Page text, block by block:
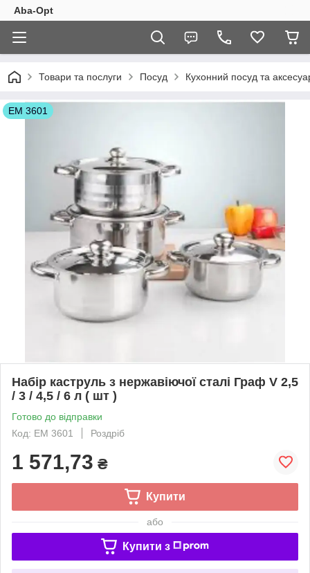
Aba-Opt
Товари та послуги Посуд Кухонний посуд та
ЕМ 3601
Набір каструль з нержавіючої сталі Граф V 2,5
/ 3 / 4,5 / 6 л ( шт )
Готово до відправки
Код: ЕМ 3601
Роздріб
1 571,73 ₴
Купити
або
Купити з